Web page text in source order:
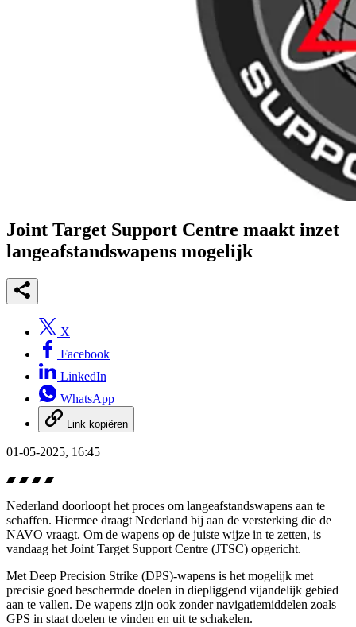
Joint Target Support Centre maakt inzet
langeafstandswapens mogelijk
X
Facebook
LinkedIn
WhatsApp
Link kopiëren
01-05-2025, 16:45
Nederland doorloopt het proces om langeafstandswapens aan te
schaffen. Hiermee draagt Nederland bij aan de versterking die de
NAVO vraagt. Om de wapens op de juiste wijze in te zetten, is
vandaag het Joint Target Support Centre (JTSC) opgericht.
Met Deep Precision Strike (DPS)-wapens is het mogelijk met
precisie goed beschermde doelen in diepliggend vijandelijk gebied
aan te vallen. De wapens zijn ook zonder navigatiemiddelen zoals
GPS in staat doelen te vinden en uit te schakelen.